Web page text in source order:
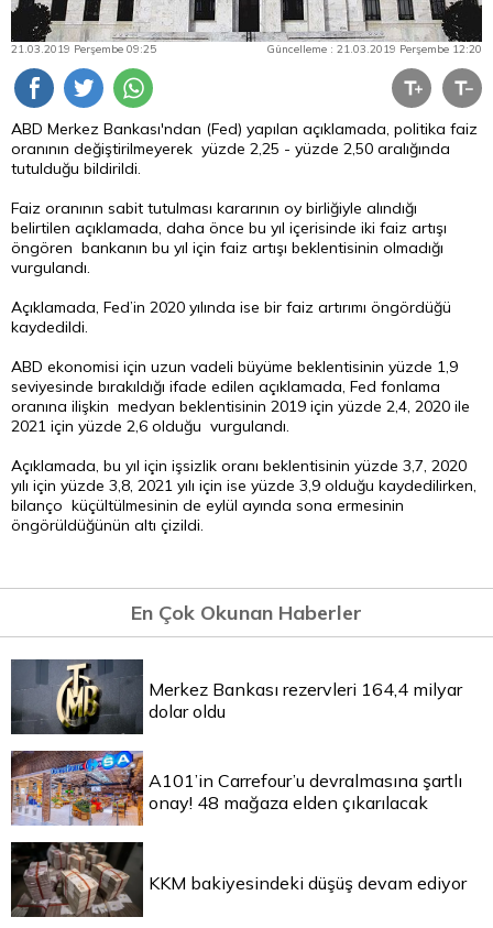
21.03.2019 Perşembe 09:25 Güncelleme : 21.03.2019 Perşembe 12:20
ABD Merkez Bankası'ndan (Fed) yapılan açıklamada, politika faiz
oranının değiştirilmeyerek yüzde 2,25 - yüzde 2,50 aralığında
tutulduğu bildirildi.
Faiz oranının sabit tutulması kararının oy birliğiyle alındığı
belirtilen açıklamada, daha önce bu yıl içerisinde iki faiz artışı
öngören bankanın bu yıl için faiz artışı beklentisinin olmadığı
vurgulandı.
Açıklamada, Fed’in 2020 yılında ise bir faiz artırımı öngördüğü
kaydedildi.
ABD ekonomisi için uzun vadeli büyüme beklentisinin yüzde 1,9
seviyesinde bırakıldığı ifade edilen açıklamada, Fed fonlama
oranına ilişkin medyan beklentisinin 2019 için yüzde 2,4, 2020 ile
2021 için yüzde 2,6 olduğu vurgulandı.
Açıklamada, bu yıl için işsizlik oranı beklentisinin yüzde 3,7, 2020
yılı için yüzde 3,8, 2021 yılı için ise yüzde 3,9 olduğu kaydedilirken,
bilanço küçültülmesinin de eylül ayında sona ermesinin
öngörüldüğünün altı çizildi.
En Çok Okunan Haberler
Merkez Bankası rezervleri 164,4 milyar
dolar oldu
A101’in Carrefour’u devralmasına şartlı
onay! 48 mağaza elden çıkarılacak
KKM bakiyesindeki düşüş devam ediyor